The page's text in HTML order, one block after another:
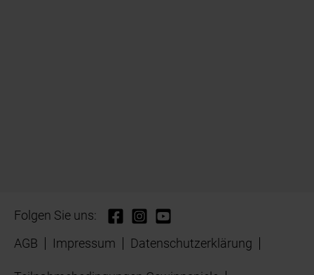
Folgen Sie uns:
AGB
Impressum Datenschutzerklärung